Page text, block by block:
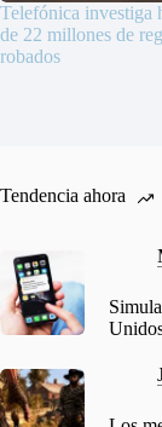
Telefónica investiga
de 22 millones de
robados
Tendencia ahora